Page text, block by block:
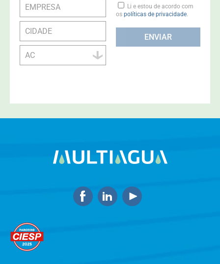
Li e estou de acordo com
os políticas de privacidade.